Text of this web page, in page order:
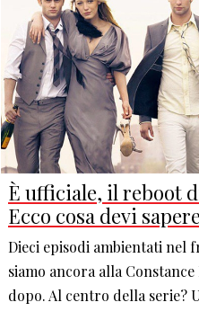
È ufficiale, il reboot
Ecco cosa devi sapere
Dieci episodi ambientati nel
siamo ancora alla
dopo. Al centro della serie?